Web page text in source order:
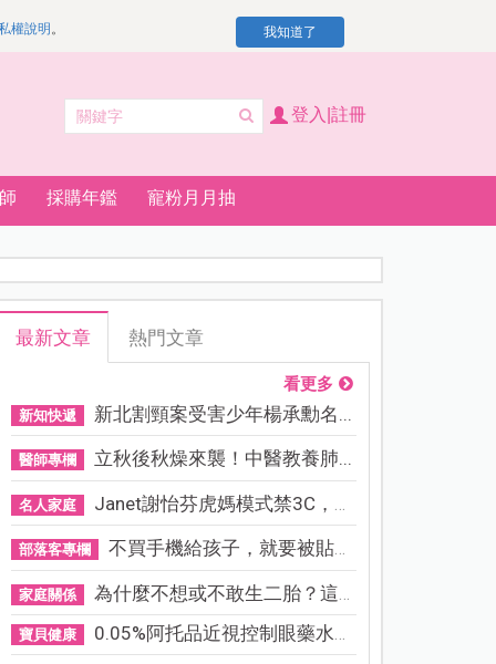
權說明 。 我知道了
登入|註冊
採購年鑑 寵粉月月抽
最新文章 熱門文章
看更多
新知快遞 新北割頸案受害少年楊承勳名...
醫師專欄 立秋後秋燥來襲！中醫教養肺...
名人家庭 Janet謝怡芬虎媽模式禁3C，看...
部落客專欄 不買手機給孩子，就要被貼「...
家庭關係 為什麼不想或不敢生二胎？這8...
寶貝健康 0.05%阿托品近視控制眼藥水納...